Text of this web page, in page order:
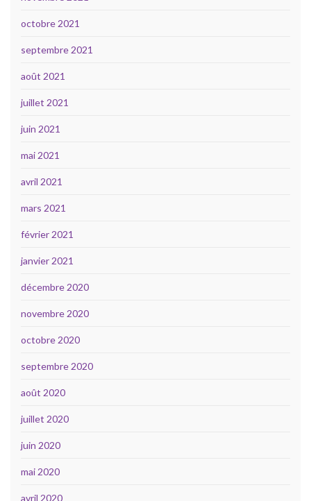
octobre 2021
septembre 2021
août 2021
juillet 2021
juin 2021
mai 2021
avril 2021
mars 2021
février 2021
janvier 2021
décembre 2020
novembre 2020
octobre 2020
septembre 2020
août 2020
juillet 2020
juin 2020
mai 2020
avril 2020